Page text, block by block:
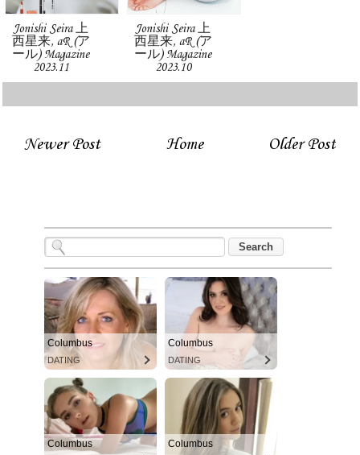
Jonishi Seira 上
西星来, aR (ア
ール) Magazine
2023.11
Jonishi Seira 上
西星来, aR (ア
ール) Magazine
2023.10
Newer Post Older Post
Home
Columbus
DATING
Columbus
DATING
Columbus Columbus